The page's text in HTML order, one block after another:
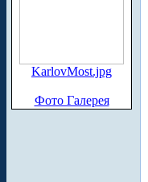
KarlovMost.jpg
Фото Галерея